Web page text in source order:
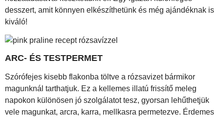
desszert, amit könnyen elkészíthetünk és még ajándéknak is
kiváló!
ARC- ÉS TESTPERMET
Szórófejes kisebb flakonba töltve a rózsavizet bármikor
magunknál tarthatjuk. Ez a kellemes illatú frissítő meleg
napokon különösen jó szolgálatot tesz, gyorsan lehűthetjük
vele magunkat, arcra, karra, mellkasra permetezve. Érdemes